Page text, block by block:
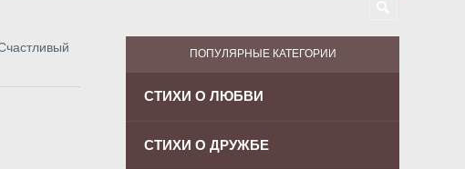
ПОПУЛЯРНЫЕ КАТЕГОРИИ
СТИХИ О ЛЮБВИ
СТИХИ О ДРУЖБЕ